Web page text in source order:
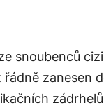
snoubenců
zanesen